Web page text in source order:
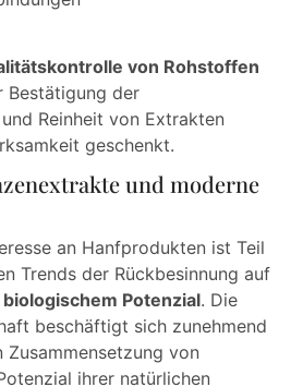
von Rohstoffen
Bestätigung der
Reinheit von Extrakten
geschenkt.
und moderne
an Hanfprodukten ist Teil
Trends der Rückbesinnung auf
Potenzial. Die
beschäftigt sich zunehmend
Zusammensetzung von
ihrer natürlichen